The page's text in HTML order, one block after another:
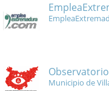
Municipio de